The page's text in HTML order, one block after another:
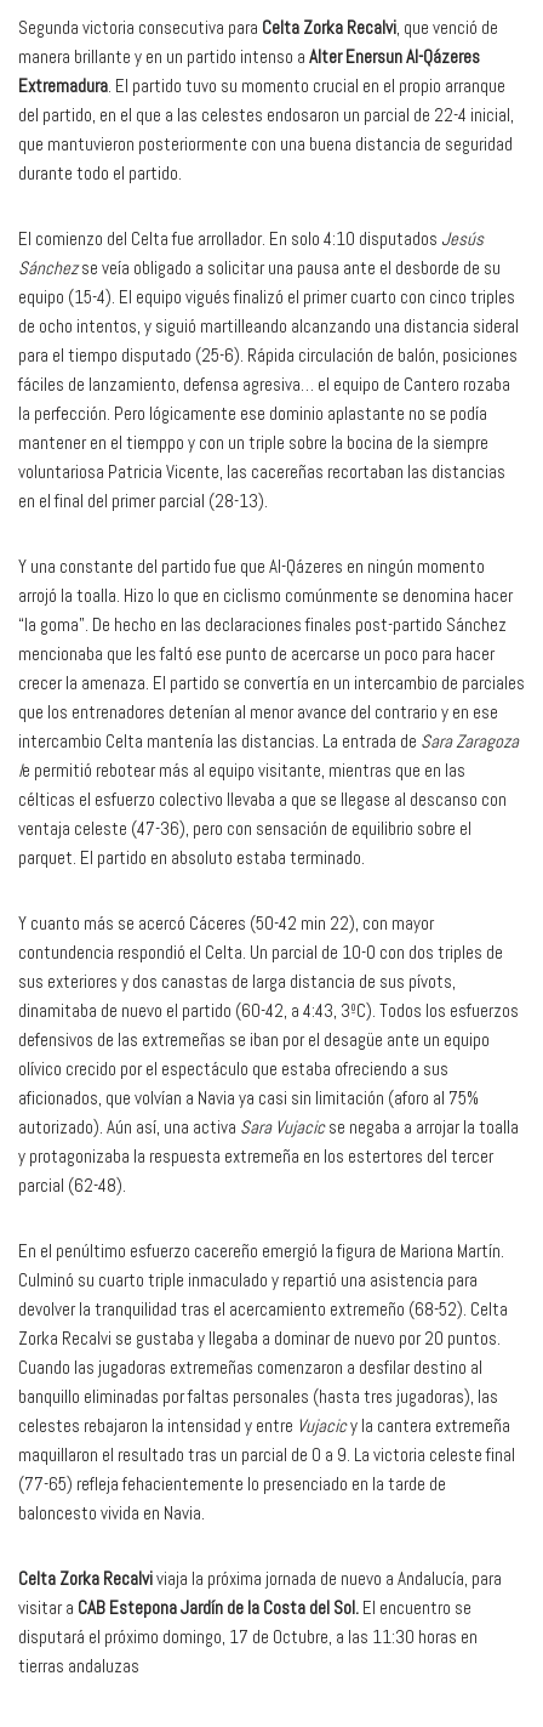
Segunda victoria consecutiva para Celta Zorka Recalvi, que venció de
manera brillante y en un partido intenso a Alter Enersun Al-Qázeres
Extremadura. El partido tuvo su momento crucial en el propio arranque
del partido, en el que a las celestes endosaron un parcial de 22-4 inicial,
que mantuvieron posteriormente con una buena distancia de seguridad
durante todo el partido.
El comienzo del Celta fue arrollador. En solo 4:10 disputados Jesús
Sánchezse veía obligado a solicitar una pausa ante el desborde de su
equipo (15-4). El equipo vigués finalizó el primer cuarto con cinco triples
de ocho intentos, y siguió martilleando alcanzando una distancia sideral
para el tiempo disputado (25-6). Rápida circulación de balón, posiciones
fáciles de lanzamiento, defensa agresiva… el equipo de Cantero rozaba
la perfección. Pero lógicamente ese dominio aplastante no se podía
mantener en el tiemppo y con un triple sobre la bocina de la siempre
voluntariosa Patricia Vicente, las cacereñas recortaban las distancias
en el final del primer parcial (28-13).
Y una constante del partido fue que Al-Qázeres en ningún momento
arrojó la toalla. Hizo lo que en ciclismo comúnmente se denomina hacer
“la goma”. De hecho en las declaraciones finales post-partido Sánchez
mencionaba que les faltó ese punto de acercarse un poco para hacer
crecer la amenaza. El partido se convertía en un intercambio de parciales
que los entrenadores detenían al menor avance del contrario y en ese
intercambio Celta mantenía las distancias. La entrada de Sara Zaragoza
le permitió rebotear más al equipo visitante, mientras que en las
célticas el esfuerzo colectivo llevaba a que se llegase al descanso con
ventaja celeste (47-36), pero con sensación de equilibrio sobre el
parquet. El partido en absoluto estaba terminado.
Y cuanto más se acercó Cáceres (50-42 min 22), con mayor
contundencia respondió el Celta. Un parcial de 10-0 con dos triples de
sus exteriores y dos canastas de larga distancia de sus pívots,
dinamitaba de nuevo el partido (60-42, a 4:43, 3ºC). Todos los esfuerzos
defensivos de las extremeñas se iban por el desagüe ante un equipo
olívico crecido por el espectáculo que estaba ofreciendo a sus
aficionados, que volvían a Navia ya casi sin limitación (aforo al 75%
autorizado). Aún así, una activa Sara Vujacicse negaba a arrojar la toalla
y protagonizaba la respuesta extremeña en los estertores del tercer
parcial (62-48).
En el penúltimo esfuerzo cacereño emergió la figura de Mariona Martín.
Culminó su cuarto triple inmaculado y repartió una asistencia para
devolver la tranquilidad tras el acercamiento extremeño (68-52). Celta
Zorka Recalvi se gustaba y llegaba a dominar de nuevo por 20 puntos.
Cuando las jugadoras extremeñas comenzaron a desfilar destino al
banquillo eliminadas por faltas personales (hasta tres jugadoras), las
celestes rebajaron la intensidad y entre Vujacicy la cantera extremeña
maquillaron el resultado tras un parcial de 0 a 9. La victoria celeste final
(77-65) refleja fehacientemente lo presenciado en la tarde de
baloncesto vivida en Navia.
Celta Zorka Recalviviaja la próxima jornada de nuevo a Andalucía, para
visitar a CAB Estepona Jardín de la Costa del Sol. El encuentro se
disputará el próximo domingo, 17 de Octubre, a las 11:30 horas en
tierras andaluzas